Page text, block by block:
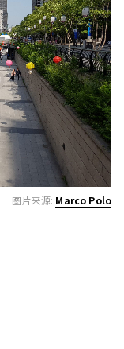
图片来源: Marco Polo